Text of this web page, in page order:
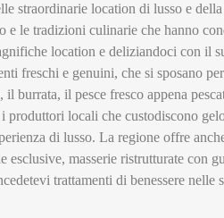
straordinarie location di lusso e
e le tradizioni culinarie che hanno
location e deliziandoci con il
freschi e genuini, che si sposano
burrata, il pesce fresco appena
locali che custodiscono
di lusso. La regione offre
masserie ristrutturate con
trattamenti di benessere